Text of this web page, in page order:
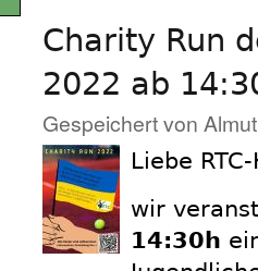
Charity Run
2022 ab
Gespeichert von
Liebe
wir
14:30h